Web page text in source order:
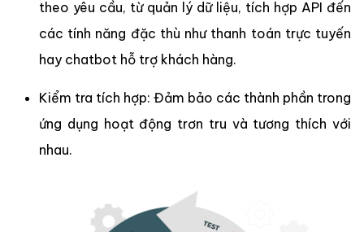
theo yêu cầu, từ quản lý dữ liệu, tích hợp API đến
các tính năng đặc thù như thanh toán trực tuyến
hay chatbot hỗ trợ khách hàng.
Kiểm tra tích hợp: Đảm bảo các thành phần trong
ứng dụng hoạt động trơn tru và tương thích với
nhau.